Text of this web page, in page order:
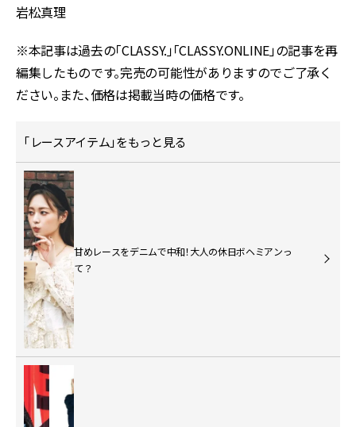
岩松真理
※本記事は過去の「CLASSY.」「CLASSY.ONLINE」の記事を再
編集したものです。完売の可能性がありますのでご了承く
ださい。また、価格は掲載当時の価格です。
「レースアイテム」をもっと見る
甘めレースをデニムで中和！大人の休日ボヘミアンっ
て？